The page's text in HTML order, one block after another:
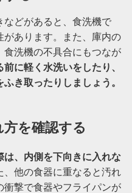
などがあると、食洗機で
あります。また、庫内の
食洗機の不具合にもつなが
に軽く水洗いをしたり、
き取ったりしましょう。
を確認する
は、内側を下向きに入れな
、他の食器に重なると汚れ
衝撃で食器やフライパンが